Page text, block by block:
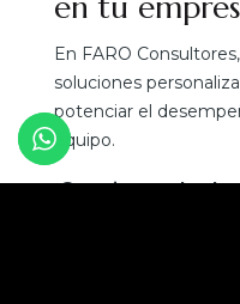
En FARO
soluciones
potenciar el
equipo.
¡Convierte el